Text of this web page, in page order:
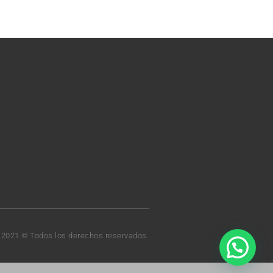
© Todos los derechos reservados.